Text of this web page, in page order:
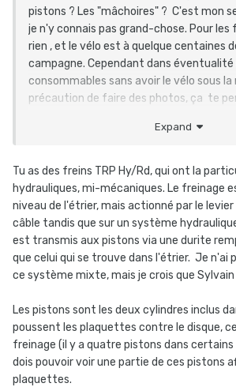
pistons ? Les "mâchoires" ? C'est mon
je n'y connais pas grand-chose. Pour les
rien , et le vélo est à quelque centaines
campagne. Cependant dans
consommables sans avoir le vélo sous la
précaution de faire des photos, ça te
https://photos.app.goo.gl/
https://photos.app.goo.gl/
Expand
Tu as des freins TRP Hy/Rd, qui ont la
hydrauliques, mi-mécaniques. Le freinage
niveau de l'étrier, mais actionné par le
câble tandis que sur un système
est transmis aux pistons via une durite
que celui qui se trouve dans l'étrier. Je n'ai
ce système mixte, mais je crois que Sylvain
Les pistons sont les deux cylindres inclus
poussent les plaquettes contre le disque,
freinage (il y a quatre pistons dans
dois pouvoir voir une partie de ces pistons
plaquettes.